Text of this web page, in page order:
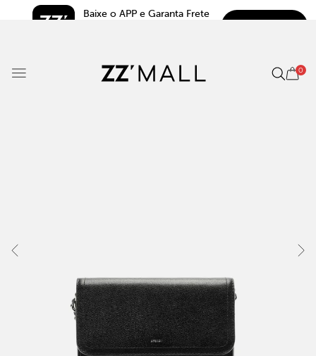
Baixe o APP e Garanta Frete
0